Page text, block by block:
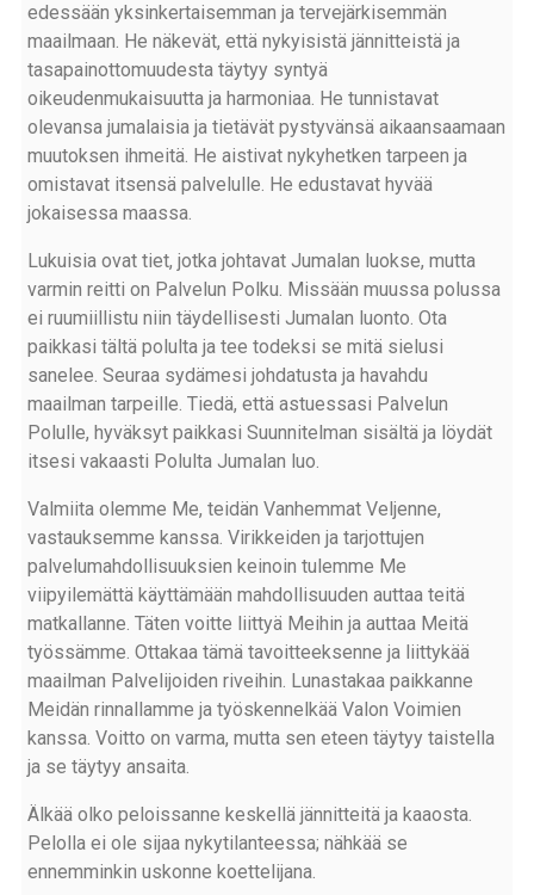
edessään yksinkertaisemman ja tervejärkisemmän
maailmaan. He näkevät, että nykyisistä jännitteistä ja
tasapainottomuudesta täytyy syntyä
oikeudenmukaisuutta ja harmoniaa. He tunnistavat
olevansa jumalaisia ja tietävät pystyvänsä aikaansaamaan
muutoksen ihmeitä. He aistivat nykyhetken tarpeen ja
omistavat itsensä palvelulle. He edustavat hyvää
jokaisessa maassa.
Lukuisia ovat tiet, jotka johtavat Jumalan luokse, mutta
varmin reitti on Palvelun Polku. Missään muussa polussa
ei ruumiillistu niin täydellisesti Jumalan luonto. Ota
paikkasi tältä polulta ja tee todeksi se mitä sielusi
sanelee. Seuraa sydämesi johdatusta ja havahdu
maailman tarpeille. Tiedä, että astuessasi Palvelun
Polulle, hyväksyt paikkasi Suunnitelman sisältä ja löydät
itsesi vakaasti Polulta Jumalan luo.
Valmiita olemme Me, teidän Vanhemmat Veljenne,
vastauksemme kanssa. Virikkeiden ja tarjottujen
palvelumahdollisuuksien keinoin tulemme Me
viipyilemättä käyttämään mahdollisuuden auttaa teitä
matkallanne. Täten voitte liittyä Meihin ja auttaa Meitä
työssämme. Ottakaa tämä tavoitteeksenne ja liittykää
maailman Palvelijoiden riveihin. Lunastakaa paikkanne
Meidän rinnallamme ja työskennelkää Valon Voimien
kanssa. Voitto on varma, mutta sen eteen täytyy taistella
ja se täytyy ansaita.
Älkää olko peloissanne keskellä jännitteitä ja kaaosta.
Pelolla ei ole sijaa nykytilanteessa; nähkää se
ennemminkin uskonne koettelijana.